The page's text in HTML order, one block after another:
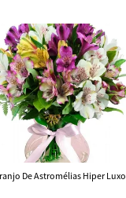
De Astromélias Hiper Luxo